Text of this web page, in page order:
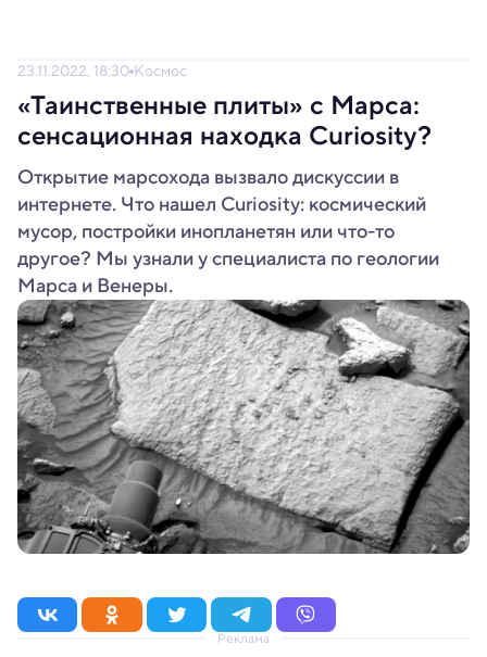
23.11.2022, 18:30 Космос
«Таинственные плиты» с Марса:
сенсационная находка Curiosity?
Открытие марсохода вызвало дискуссии в
интернете. Что нашел Curiosity: космический
мусор, постройки инопланетян или что-то
другое? Мы узнали у специалиста по геологии
Марса и Венеры.
Реклама